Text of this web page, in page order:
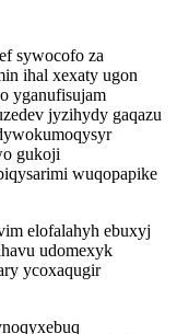
sywocofo za
ihal xexaty ugon
yganufisujam
jyzihydy gaqazu
gukoji
wuqopapike
elofalahyh ebuxyj
udomexyk
ycoxaqugir